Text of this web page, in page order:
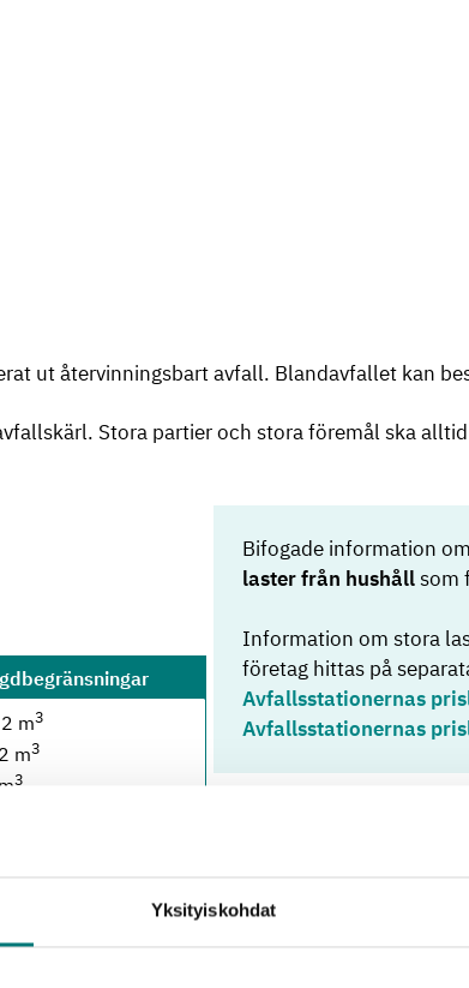
Yksityiskohdat
ut återvinningsbart avfall. Blandavfallet kan
Stora partier och stora föremål ska
m3
m3
3
2 m3
m
Bifogade information
laster från hushållsom
Information om stora
företag hittas på
Avfallsstationernas
Avfallsstationernas